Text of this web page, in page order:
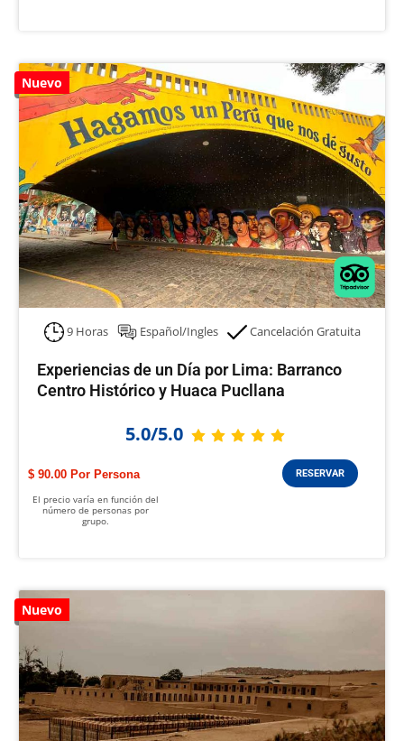
Nuevo
9 Horas Español/Ingles Cancelación Gratuita
Experiencias de un Día por Lima: Barranco
Centro Histórico y Huaca Pucllana
5.0/5.0
$ 90.00
El precio varía en función del
número de personas por
grupo.
RESERVAR
Nuevo